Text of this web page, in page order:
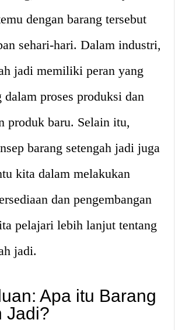
dengan barang tersebut
sehari-hari. Dalam industri,
jadi memiliki peran yang
dalam proses produksi dan
produk baru. Selain itu,
barang setengah jadi juga
kita dalam melakukan
dan pengembangan
pelajari lebih lanjut tentang
jadi.
Apa itu Barang
Jadi?